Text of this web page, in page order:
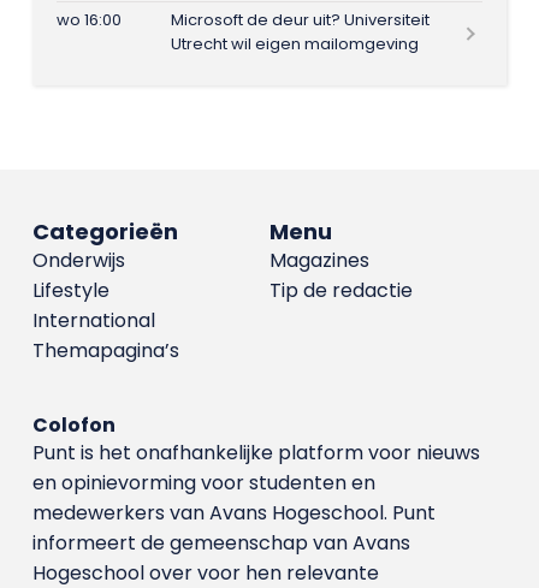
wo 16:00
Microsoft de deur uit? Universiteit
Utrecht wil eigen mailomgeving
Menu
Magazines
Tip de redactie
Categorieën
Onderwijs
Lifestyle
International
Themapagina’s
Colofon
Punt is het onafhankelijke platform voor nieuws
en opinievorming voor studenten en
medewerkers van Avans Hoge­school. Punt
informeert de gemeenschap van Avans
Hogeschool over voor hen relevante